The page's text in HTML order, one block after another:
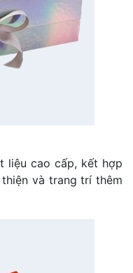
liệu cao cấp, kết hợp
và trang trí thêm